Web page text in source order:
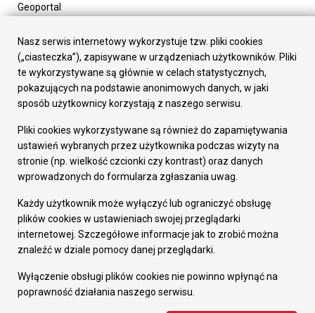
Geoportal
Załatw sprawę
Prezydent Miasta
Rada Miasta
Wydziały
Elektroniczna Skrzynka Podawcza
Gospodarka
Fundusze europejskie
Środki krajowe
Oferty inwestycyjne
Pozostałe
Deklaracja dostępności
Dane osobowe
Dodaj opinię o witrynie
Nasz serwis internetowy wykorzystuje tzw. pliki cookies
(„ciasteczka”), zapisywane w urządzeniach użytkowników. Pliki
te wykorzystywane są głównie w celach statystycznych,
pokazujących na podstawie anonimowych danych, w jaki
sposób użytkownicy korzystają z naszego serwisu.
Pliki cookies wykorzystywane są również do zapamiętywania
ustawień wybranych przez użytkownika podczas wizyty na
stronie (np. wielkość czcionki czy kontrast) oraz danych
wprowadzonych do formularza zgłaszania uwag.
Każdy użytkownik może wyłączyć lub ograniczyć obsługę
plików cookies w ustawieniach swojej przeglądarki
internetowej. Szczegółowe informacje jak to zrobić można
znaleźć w dziale pomocy danej przeglądarki.
Wyłączenie obsługi plików cookies nie powinno wpłynąć na
poprawność działania naszego serwisu.